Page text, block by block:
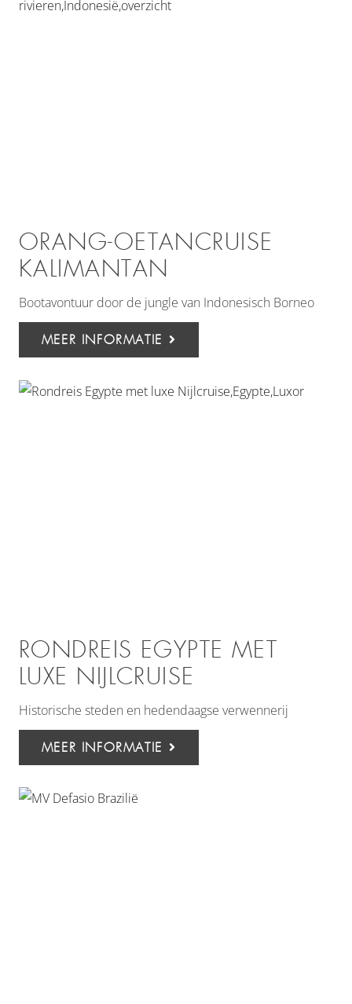
ORANG-OETANCRUISE
KALIMANTAN
Bootavontuur door de jungle van Indonesisch Borneo
MEER INFORMATIE
RONDREIS EGYPTE MET
LUXE NIJLCRUISE
Historische steden en hedendaagse verwennerij
MEER INFORMATIE